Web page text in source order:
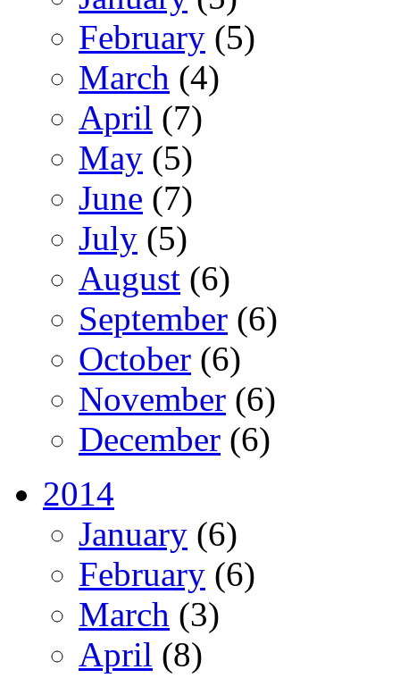
February (5)
March (4)
April (7)
May (5)
June (7)
July (5)
August (6)
September (6)
October (6)
November (6)
December (6)
2014
January (6)
February (6)
March (3)
April (8)